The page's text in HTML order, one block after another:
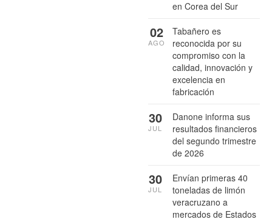
en Corea del Sur
Tabañero es
reconocida por su
compromiso con la
calidad, innovación y
excelencia en
fabricación
02
AGO
Danone informa sus
resultados financieros
del segundo trimestre
de 2026
30
JUL
Envían primeras 40
toneladas de limón
veracruzano a
mercados de Estados
30
JUL